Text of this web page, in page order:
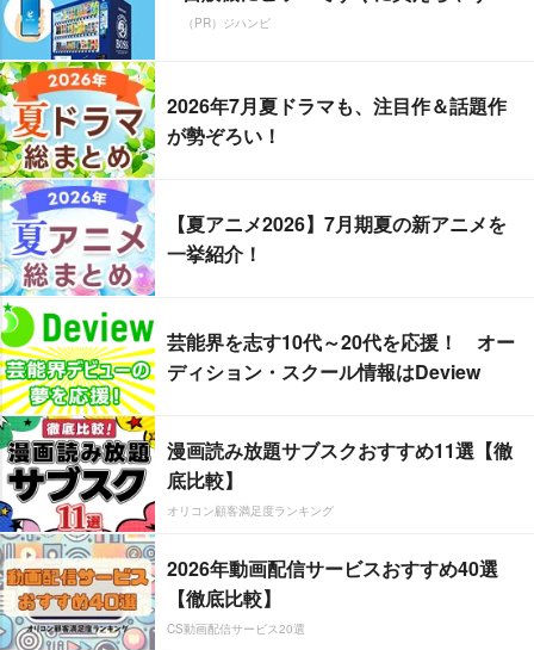
（PR）ジハンピ
2026年7月夏ドラマも、注目作＆話題作
が勢ぞろい！
【夏アニメ2026】7月期夏の新アニメを
一挙紹介！
芸能界を志す10代～20代を応援！ オー
ディション・スクール情報はDeview
漫画読み放題サブスクおすすめ11選【徹
底比較】
オリコン顧客満足度ランキング
2026年動画配信サービスおすすめ40選
【徹底比較】
CS動画配信サービス20選